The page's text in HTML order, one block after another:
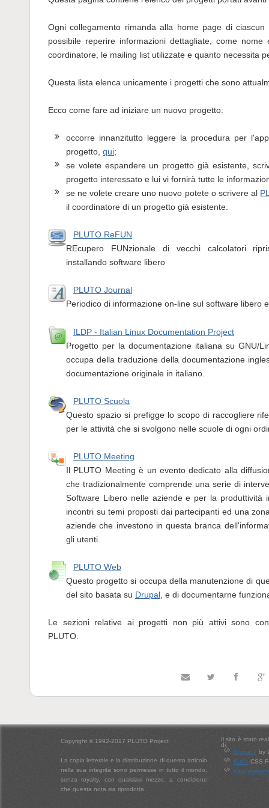
Ogni collegamento rimanda alla home page di
possibile reperire informazioni dettagliate, come
coordinatore, le mailing list utilizzate e quanto necessita
Questa lista elenca unicamente i progetti che sono
Ecco come fare ad iniziare un nuovo progetto:
occorre innanzitutto leggere la procedura per
progetto, qui;
se volete espandere un progetto già esistente,
progetto interessato e lui vi fornirà tutte le
se ne volete creare uno nuovo potete o scrivere al
il coordinatore di un progetto già esistente.
PLUTO ReFUN
REcupero FUNzionale di vecchi calcolatori
installando software libero
PLUTO Journal
Periodico di informazione on-line sul software libero
ILDP - Italian Linux Documentation Project
Progetto per la documentazione italiana su GNU/
occupa della traduzione della documentazione
documentazione originale in italiano.
PLUTO Scuola
Questo spazio si prefigge lo scopo di raccogliere
per le attività che si svolgono nelle scuole di ogni
PLUTO Meeting
Il PLUTO Meeting è un evento dedicato alla
che tradizionalmente comprende una serie di
Software Libero nelle aziende e per la produttività
incontri su temi proposti dai partecipanti ed una
aziende che investono in questa branca
gli utenti.
PLUTO Web
Questo progetto si occupa della manutenzione di
del sito basata su Drupal , e di documentarne
Le sezioni relative ai progetti non più attivi sono
PLUTO.
Copyright © 1992-2017 PLUTO Project
La copia letterale e la distribuzione di questo articolo
nella sua integrità sono permesse in tutto il mondo,
senza royalty, con qualsiasi mezzo, a condizione
che questa nota sia riprodotta.
Il sito è stato
di:
Drupal 7 by
Kube CSS
Font